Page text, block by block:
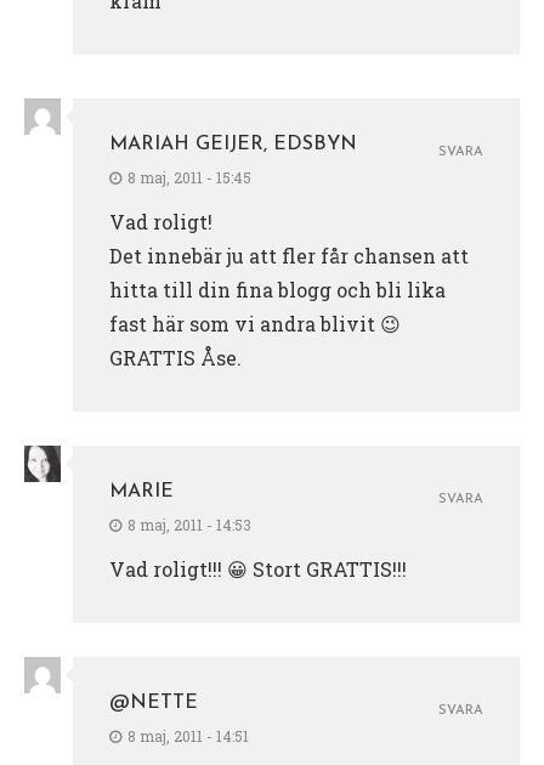
MARIAH GEIJER, EDSBYN
8 maj, 2011 - 15:45
Vad roligt!
Det innebär ju att fler får chansen att
hitta till din fina blogg och bli lika
fast här som vi andra blivit 😉
GRATTIS Åse.
SVARA
MARIE
8 maj, 2011 - 14:53
Vad roligt!!! 😀 Stort GRATTIS!!!
SVARA
@NETTE
8 maj, 2011 - 14:51
SVARA